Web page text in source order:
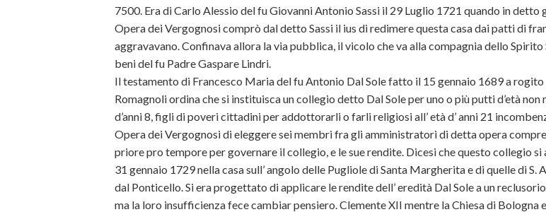
7500. Era di Carlo Alessio del fu Giovanni Antonio Sassi il 29 Luglio 1721 quando in detto
Opera dei Vergognosi comprò dal detto Sassi il ius di redimere questa casa dai patti di
aggravavano. Confinava allora la via pubblica, il vicolo che va alla compagnia dello Spirito
beni del fu Padre Gaspare Lindri.
Il testamento di Francesco Maria del fu Antonio Dal Sole fatto il 15 gennaio 1689 a
Romagnoli ordina che si instituisca un collegio detto Dal Sole per uno o più putti d’età non
d’anni 8, figli di poveri cittadini per addottorarli o farli religiosi all’ età d’ anni 21
Opera dei Vergognosi di eleggere sei membri fra gli amministratori di detta opera
priore pro tempore per governare il collegio, e le sue rendite. Dicesi che questo collegio si
31 gennaio 1729 nella casa sull’ angolo delle Pugliole di Santa Margherita e di quelle di S.
dal Ponticello. Si era progettato di applicare le rendite dell’ eredità Dal Sole a un
ma la loro insufficienza fece cambiar pensiero. Clemente XII mentre la Chiesa di Bologna